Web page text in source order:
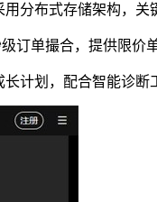
分布式存储架构，关
订单撮合，提供限价
计划，配合智能诊断